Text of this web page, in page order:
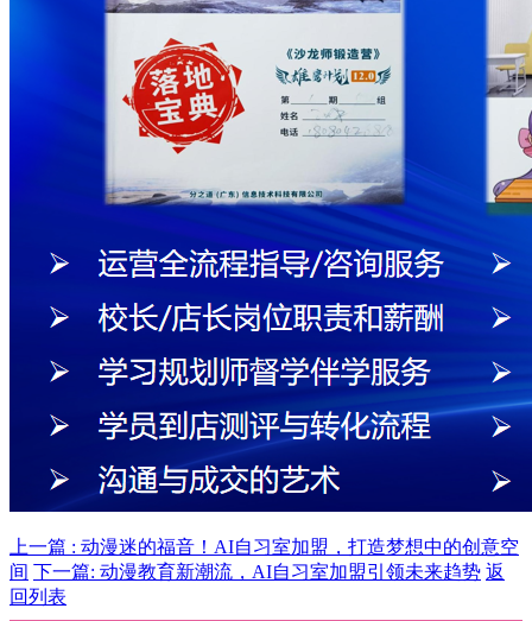
上一篇 : 动漫迷的福音！AI自习室加盟，打造梦想中的创意空
间 下一篇: 动漫教育新潮流，AI自习室加盟引领未来趋势 返
回列表